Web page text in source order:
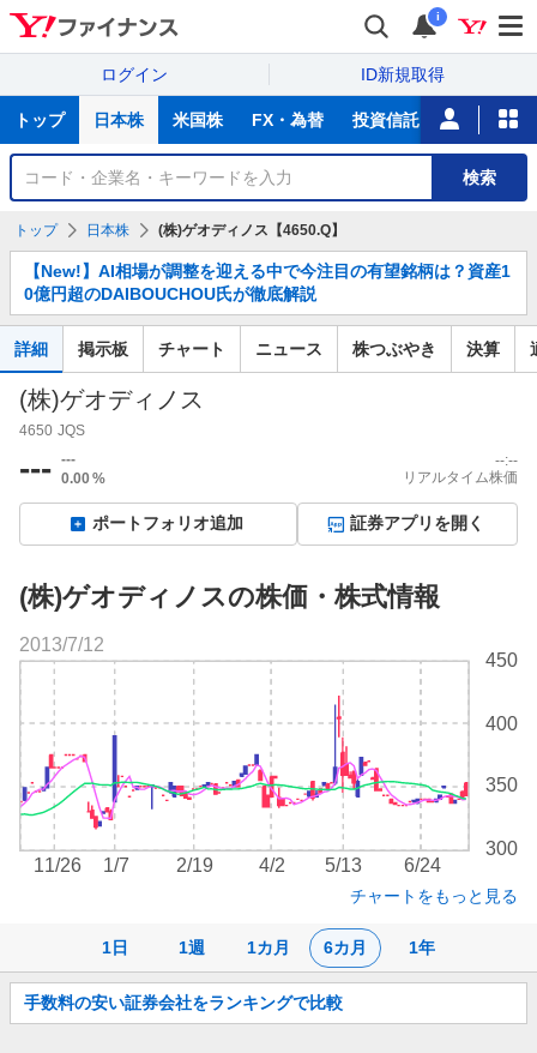
i
ログイン ID新規取得
サ
トップ 日本株 米国株 FX・為替 投資信託 ニュース
銘
検
検索
トップ 日本株 (株)ゲオディノス【4650.Q】
知
ら
せ
【New!】AI相場が調整を迎える中で今注目の有望銘柄は？資産1
0億円超のDAIBOUCHOU氏が徹底解説
詳細 掲示板 チャート ニュース 株つぶやき 決算
(株)ゲオディノス
4650 JQS
--- ---
0.00%
--:--
リアルタイム株価
ポートフォリオ追加 証券アプリを開く
(株)ゲオディノスの株価・株式情報
1日 1週 1カ月 6カ月 1年
300
350
400
450
11/26 1/7 2/19 4/2 5/13 6/24
2013/7/12
チャートをもっと見る
お
知
手数料の安い証券会社をランキングで比較